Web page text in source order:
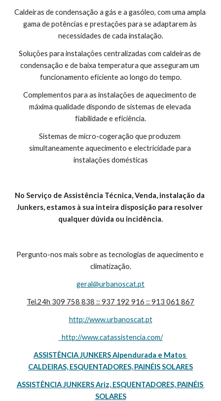
Caldeiras de condensação a gás e a gasóleo, com uma ampla
gama de potências e prestações para se adaptarem às
necessidades de cada instalação.
Soluções para instalações centralizadas com caldeiras de
condensação e de baixa temperatura que asseguram um
funcionamento eficiente ao longo do tempo.
Complementos para as instalações de aquecimento de
máxima qualidade dispondo de sistemas de elevada
fiabilidade e eficiência.
Sistemas de micro-cogeração que produzem
simultaneamente aquecimento e electricidade para
instalações domésticas
No Serviço de Assistência Técnica, Venda, instalação da
Junkers, estamos à sua inteira disposição para resolver
qualquer dúvida ou incidência.
Pergunto-nos mais sobre as tecnologias de aquecimento e
climatização.
geral@urbanoscat.pt
Tel.24h 309 758 838 :: 937 192 916 :: 913 061 867
http://www.urbanoscat.pt
  http://www.catassistencia.com/
ASSISTÊNCIA JUNKERS Alpendurada e Matos
CALDEIRAS, ESQUENTADORES, PAINÉIS SOLARES
ASSISTÊNCIA JUNKERS Ariz, ESQUENTADORES, PAINÉIS
SOLARES